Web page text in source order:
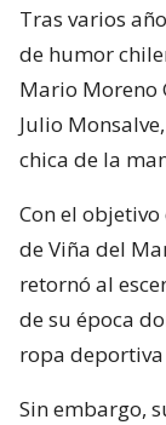
Tras varios
de humor
Mario Moreno
Julio Monsalve,
chica de la
Con el objetivo
de Viña del
retornó al
de su época
ropa
Sin embargo,